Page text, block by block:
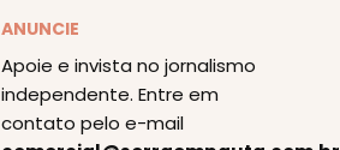
ANUNCIE
Apoie e invista no jornalismo
independente. Entre em
contato pelo e-mail